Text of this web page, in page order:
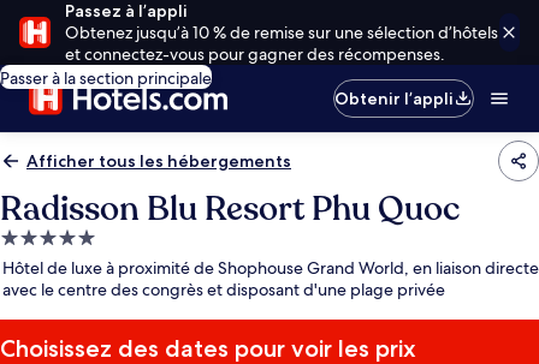
Passez à l’appli
Obtenez jusqu’à 10 % de remise sur une sélection d’hôtels
et connectez-vous pour gagner des récompenses.
Passer à la section principale
Obtenir l’appli
Afficher tous les hébergements
Radisson Blu Resort Phu Quoc
Hébergement
5.0 étoiles
Hôtel de luxe à proximité de Shophouse Grand World, en liaison directe
avec le centre des congrès et disposant d'une plage privée
Choisissez des dates pour voir les prix